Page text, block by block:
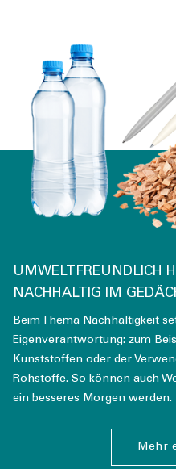
UMWELTFREUNDLICH
NACHHALTIG IM
Beim Thema Nachhaltigkeit
Eigenverantwortung: zum
Kunststoffen oder der
Rohstoffe. So können auch
ein besseres Morgen werden.
Mehr